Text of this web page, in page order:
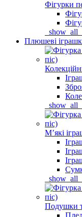
Фігурки
Плюшеві
Мʼякі
Подушки